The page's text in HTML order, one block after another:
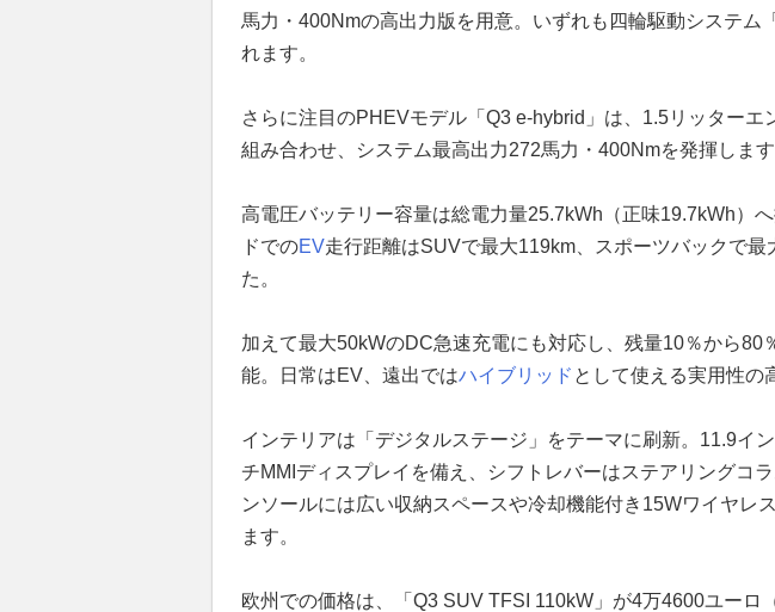
馬力・400Nmの高出力版を用意。いずれも四輪駆動システム
れます。
さらに注目のPHEVモデル「Q3 e-hybrid」は、1.5リッターエ
組み合わせ、システム最高出力272馬力・400Nmを発揮します
高電圧バッテリー容量は総電力量25.7kWh（正味19.7kWh）
ドでのEV走行距離はSUVで最大119km、スポーツバックで最
た。
加えて最大50kWのDC急速充電にも対応し、残量10％から80
能。日常はEV、遠出ではハイブリッド として使える実用性の
インテリアは「デジタルステージ」をテーマに刷新。11.9イ
チMMIディスプレイを備え、シフトレバーはステアリングコ
ンソールには広い収納スペースや冷却機能付き15Wワイヤレ
ます。
欧州での価格は、「Q3 SUV TFSI 110kW」が4万4600ユー